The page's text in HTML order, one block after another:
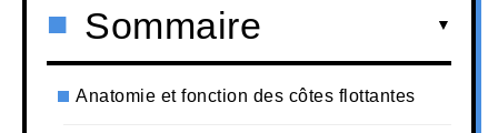
Sommaire
Anatomie et fonction des côtes flottantes